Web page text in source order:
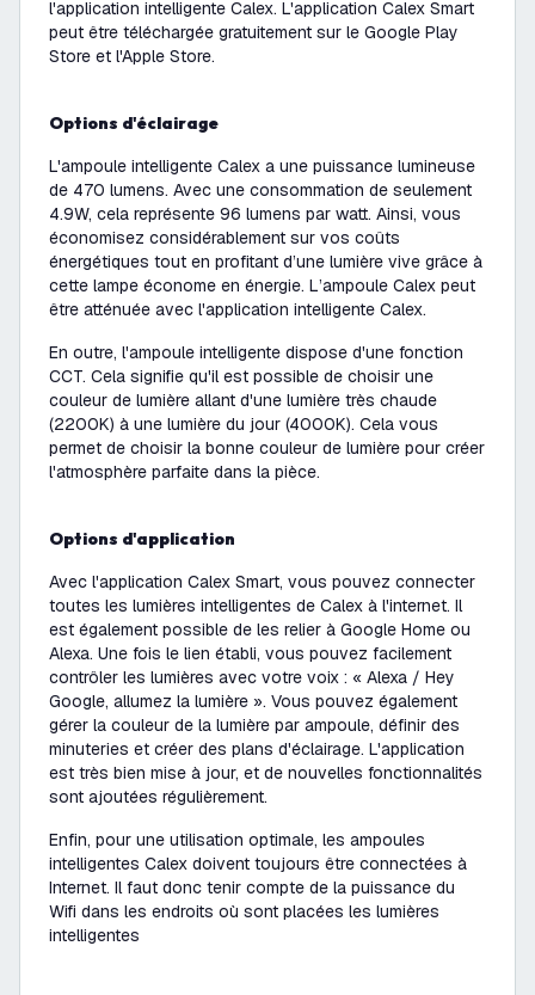
l'application intelligente Calex. L'application Calex Smart
peut être téléchargée gratuitement sur le Google Play
Store et l'Apple Store.
Options d'éclairage
L'ampoule intelligente Calex a une puissance lumineuse
de 470 lumens. Avec une consommation de seulement
4.9W, cela représente 96 lumens par watt. Ainsi, vous
économisez considérablement sur vos coûts
énergétiques tout en profitant d’une lumière vive grâce à
cette lampe économe en énergie. L’ampoule Calex peut
être atténuée avec l'application intelligente Calex.
En outre, l'ampoule intelligente dispose d'une fonction
CCT. Cela signifie qu'il est possible de choisir une
couleur de lumière allant d'une lumière très chaude
(2200K) à une lumière du jour (4000K). Cela vous
permet de choisir la bonne couleur de lumière pour créer
l'atmosphère parfaite dans la pièce.
Options d'application
Avec l'application Calex Smart, vous pouvez connecter
toutes les lumières intelligentes de Calex à l'internet. Il
est également possible de les relier à Google Home ou
Alexa. Une fois le lien établi, vous pouvez facilement
contrôler les lumières avec votre voix : « Alexa / Hey
Google, allumez la lumière ». Vous pouvez également
gérer la couleur de la lumière par ampoule, définir des
minuteries et créer des plans d'éclairage. L'application
est très bien mise à jour, et de nouvelles fonctionnalités
sont ajoutées régulièrement.
Enfin, pour une utilisation optimale, les ampoules
intelligentes Calex doivent toujours être connectées à
Internet. Il faut donc tenir compte de la puissance du
Wifi dans les endroits où sont placées les lumières
intelligentes